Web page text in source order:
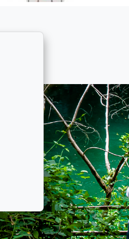
Cac/MT
- 13h30
Av:
78.210-